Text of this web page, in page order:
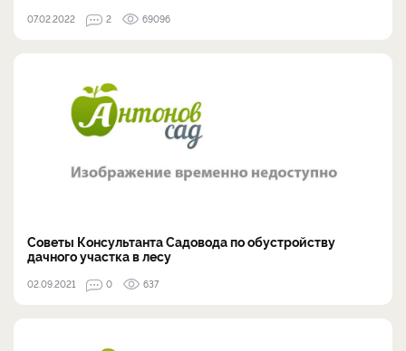
07.02.2022 2 69096
Советы Консультанта Садовода по обустройству
дачного участка в лесу
02.09.2021 0 637